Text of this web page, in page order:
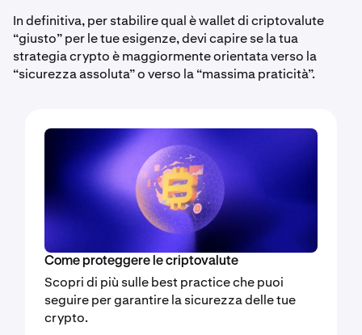
In definitiva, per stabilire qual è wallet di criptovalute
“giusto” per le tue esigenze, devi capire se la tua
strategia crypto è maggiormente orientata verso la
“sicurezza assoluta” o verso la “massima praticità”.
Come proteggere le criptovalute
Scopri di più sulle best practice che puoi
seguire per garantire la sicurezza delle tue
crypto.